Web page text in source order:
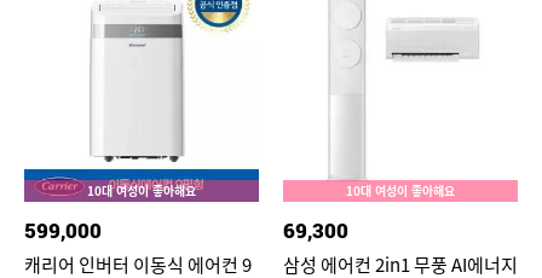
10대 여성이 좋아해요
599,000
캐리어 인버터 이동식 에어컨 9
10대 여성이 좋아해요
69,300
삼성 에어컨 2in1 무풍 AI에너지